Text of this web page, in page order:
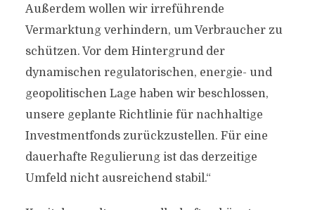
Außerdem wollen wir irreführende
Vermarktung verhindern, um Verbraucher zu
schützen. Vor dem Hintergrund der
dynamischen regulatorischen, energie- und
geopolitischen Lage haben wir beschlossen,
unsere geplante Richtlinie für nachhaltige
Investmentfonds zurückzustellen. Für eine
dauerhafte Regulierung ist das derzeitige
Umfeld nicht ausreichend stabil.“